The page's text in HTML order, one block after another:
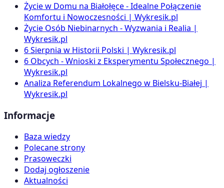
Życie w Domu na Białołęce - Idealne Połączenie
Komfortu i Nowoczesności | Wykresik.pl
Życie Osób Niebinarnych - Wyzwania i Realia |
Wykresik.pl
6 Sierpnia w Historii Polski | Wykresik.pl
6 Obcych - Wnioski z Eksperymentu Społecznego |
Wykresik.pl
Analiza Referendum Lokalnego w Bielsku-Białej |
Wykresik.pl
Informacje
Baza wiedzy
Polecane strony
Prasoweczki
Dodaj ogłoszenie
Aktualności